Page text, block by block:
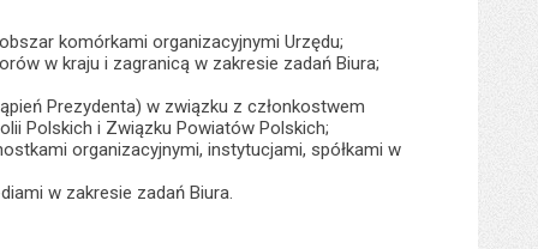
komórkami organizacyjnymi Urzędu;
w kraju i zagranicą w zakresie zadań Biura;
Prezydenta) w związku z członkostwem
Polskich i Związku Powiatów Polskich;
organizacyjnymi, instytucjami, spółkami w
w zakresie zadań Biura.